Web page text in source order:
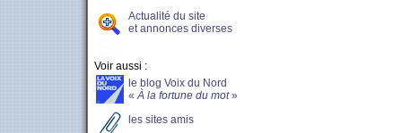
Actualité du site
et annonces diverses
Voir aussi :
le blog Voix du Nord
« À la fortune du mot»
les sites amis